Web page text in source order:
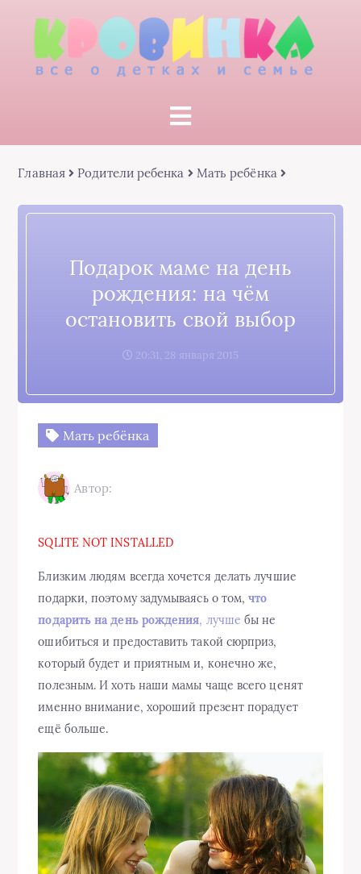
Главная Родители ребенка Мать ребёнка
Подарок маме на день
рождения: на чём
остановить свой выбор
20:31, 28 января 2015
Мать ребёнка
Автор:
SQLITE NOT INSTALLED
Близким людям всегда хочется делать лучшие
подарки, поэтому задумываясь о том,что
подарить на день рождения, лучше бы не
ошибиться и предоставить такой сюрприз,
который будет и приятным и, конечно же,
полезным. И хоть наши мамы чаще всего ценят
именно внимание, хороший презент порадует
ещё больше.